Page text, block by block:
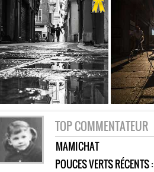
TOP COMMENTATEUR
MAMICHAT
POUCES VERTS RÉCENTS :